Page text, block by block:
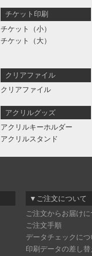
チケット印刷
チケット（小）
チケット（大）
クリアファイル
クリアファイル
アクリルグッズ
アクリルキーホルダー
アクリルスタンド
▼ご注文について
ご注文からお届けに
ご注文手順
データチェックにつ
印刷データの差し替